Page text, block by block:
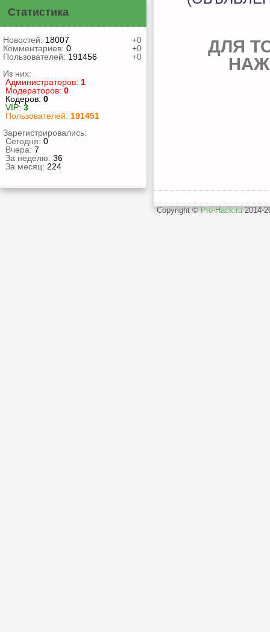
Статистика
+0
Новостей: 18007
+0
Комментариев: 0
+0
Пользователей: 191456
Из них:
Администраторов: 1
Модераторов: 0
Кодеров: 0
VIP: 3
Пользователей: 191451
Зарегистрировались:
Сегодня: 0
Вчера: 7
За неделю: 36
За месяц: 224
ДЛЯ
Copyright ©Pro-Hack.ru2014-